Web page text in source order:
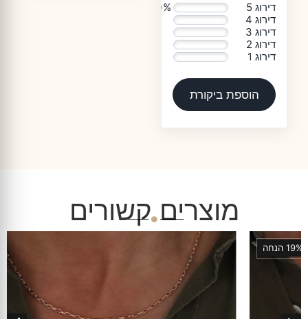
דירוג 5
100%
דירוג 4
דירוג 3
דירוג 2
דירוג 1
הוספת ביקורת
מוצרים קשורים